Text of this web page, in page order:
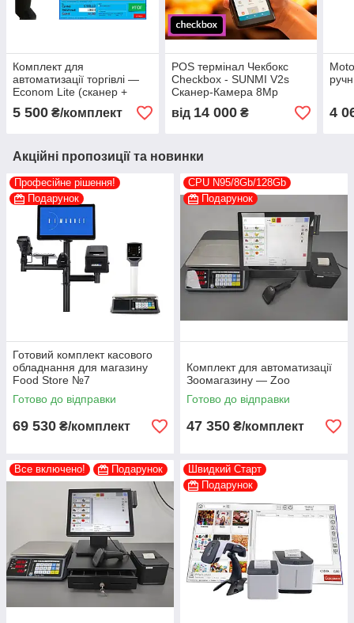
Комплект для
автоматизації торгівлі —
Econom Lite (сканер +
програма)
5 500 ₴/комплект
POS термінал Чекбокс
Checkbox - SUNMI V2s
Сканер-Камера 8Mp
1D/2D
від 14 000₴ 4
Акційні пропозиції та новинки
Професійне рішення!
Подарунок
Готовий комплект касового
обладнання для магазину
Food Store №7
Готово до відправки
69 530 ₴/комплект
CPU N95/8Gb/128Gb
Подарунок
Комплект для автоматизації
Зоомагазину — Zoo
Готово до відправки
47 350 ₴/комплект
Все включено! Подарунок
Швидкий Старт
Подарунок